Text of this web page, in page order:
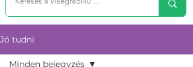
Jó tudni
Minden bejegyzés